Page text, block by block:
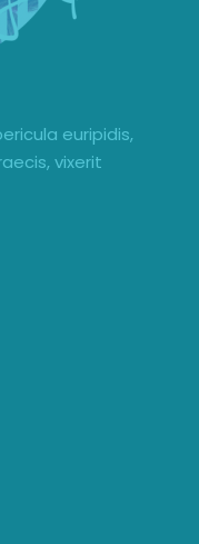
euripidis,
vixerit